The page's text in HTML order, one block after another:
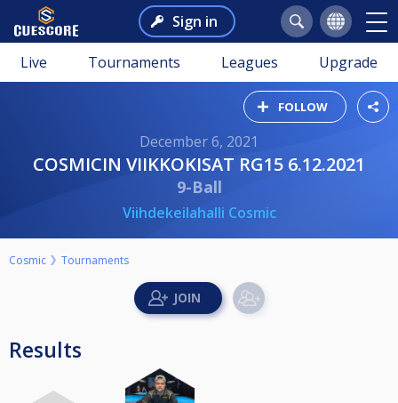
Sign in
Live Tournaments Leagues Upgrade
FOLLOW
December 6, 2021
COSMICIN VIIKKOKISAT RG15 6.12.2021
9-Ball
Viihdekeilahalli Cosmic
Cosmic Tournaments
Results